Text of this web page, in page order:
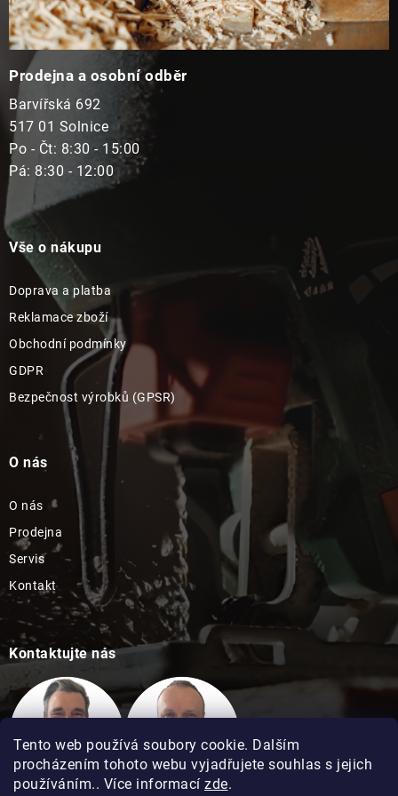
Tento web používá soubory cookie. Dalším
procházením tohoto webu vyjadřujete souhlas s jejich
používáním.. Více informací zde.
Prodejna a osobní odběr
Barvířská 692
517 01 Solnice
Po - Čt: 8:30 - 15:00
Pá: 8:30 - 12:00
Vše o nákupu
Doprava a platba
Reklamace zboží
Obchodní podmínky
GDPR
Bezpečnost výrobků (GPSR)
O nás
O nás
Prodejna
Servis
Kontakt
Kontaktujte nás